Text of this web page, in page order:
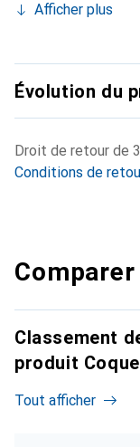
Afficher plus
Évolution du
Droit de retour de
Conditions de
Classement
produit
Tout afficher